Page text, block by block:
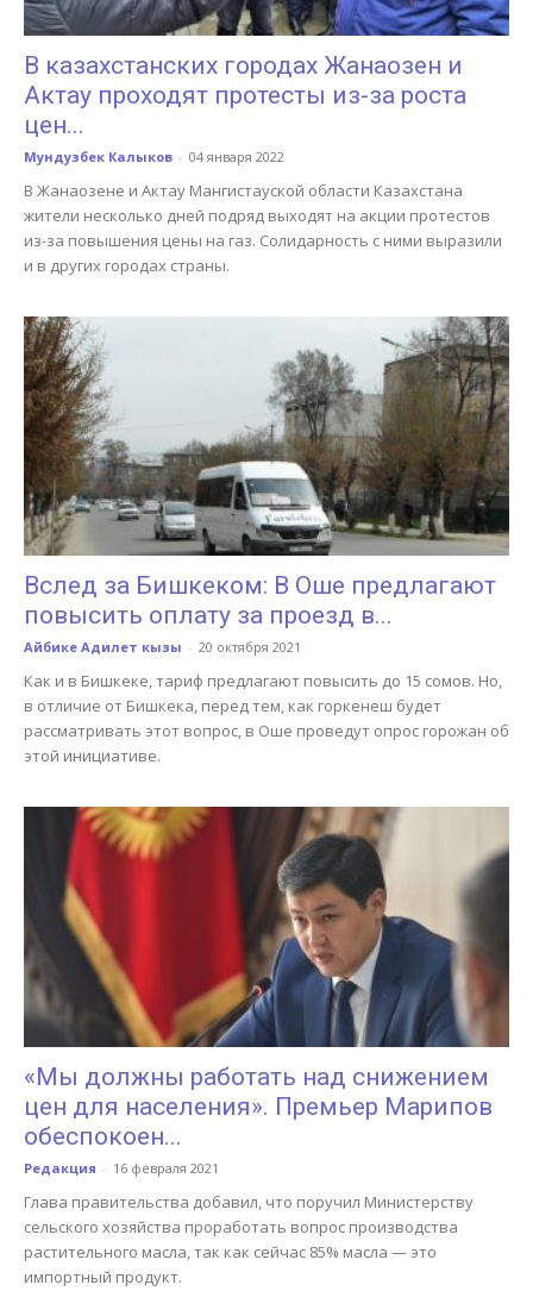
В казахстанских городах Жанаозен и
Актау проходят протесты из-за роста
цен...
Мундузбек Калыков - 04 января 2022
В Жанаозене и Актау Мангистауской области Казахстана
жители несколько дней подряд выходят на акции протестов
из-за повышения цены на газ. Солидарность с ними выразили
и в других городах страны.
Вслед за Бишкеком: В Оше предлагают
повысить оплату за проезд в...
Айбике Адилет кызы - 20 октября 2021
Как и в Бишкеке, тариф предлагают повысить до 15 сомов. Но,
в отличие от Бишкека, перед тем, как горкенеш будет
рассматривать этот вопрос, в Оше проведут опрос горожан об
этой инициативе.
«Мы должны работать над снижением
цен для населения». Премьер Марипов
обеспокоен...
Редакция - 16 февраля 2021
Глава правительства добавил, что поручил Министерству
сельского хозяйства проработать вопрос производства
растительного масла, так как сейчас 85% масла — это
импортный продукт.